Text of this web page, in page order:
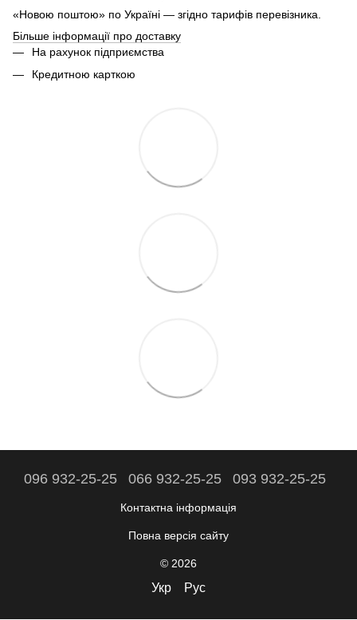
«Новою поштою» по Україні — згідно тарифів перевізника.
Більше інформації про доставку
На рахунок підприємства
Кредитною карткою
096 932-25-25 066 932-25-25 093 932-25-25
Контактна інформація
Повна версія сайту
© 2026
Укр Рус